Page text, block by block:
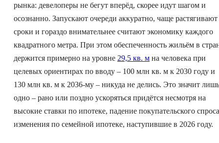
рынка: девелоперы не бегут вперёд, скорее идут шагом и
осознанно. Запускают очереди аккуратно, чаще растягивают
сроки и гораздо внимательнее считают экономику каждого
квадратного метра. При этом обеспеченность жильём в
держится примерно на уровне 29,5 кв. м на человека при
целевых ориентирах по вводу – 100 млн кв. м к 2030 году и
130 млн кв. м к 2036-му – никуда не делись. Это значит лишь
одно – рано или поздно ускоряться придётся несмотря на
высокие ставки по ипотеке, падение покупательского
изменения по семейной ипотеке, наступившие в 2026 году.